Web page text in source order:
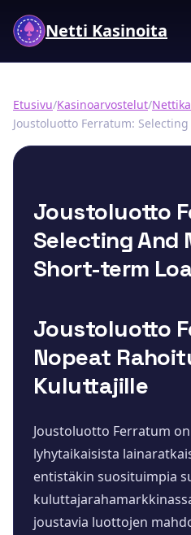
Netti Kasinoita
Etusivu/Kasinoarvostelut/
Joustoluotto Ferratum:
Joustoluotto
Selecting And
Short-term
Joustoluotto
Nopeat
Kuluttajille
Joustoluotto Ferratum
lyhytaikaisista
entistäkin suosituimpia
joustavia luottojen